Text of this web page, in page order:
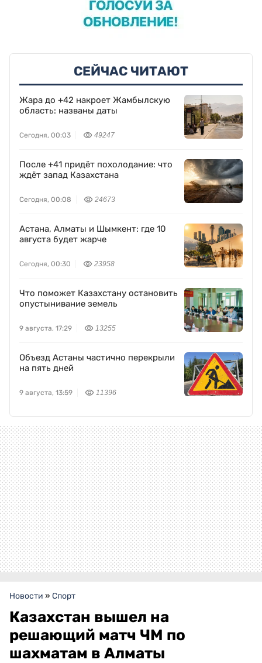
СЕЙЧАС ЧИТАЮТ
Жара до +42 накроет Жамбылскую
область: названы даты
Сегодня, 00:03 49247
После +41 придёт похолодание: что
ждёт запад Казахстана
Сегодня, 00:08 24673
Астана, Алматы и Шымкент: где 10
августа будет жарче
Сегодня, 00:30 23958
Что поможет Казахстану остановить
опустынивание земель
9 августа, 17:29 13255
Объезд Астаны частично перекрыли
на пять дней
9 августа, 13:59 11396
Новости » Спорт
Казахстан вышел на
решающий матч ЧМ по
шахматам в Алматы